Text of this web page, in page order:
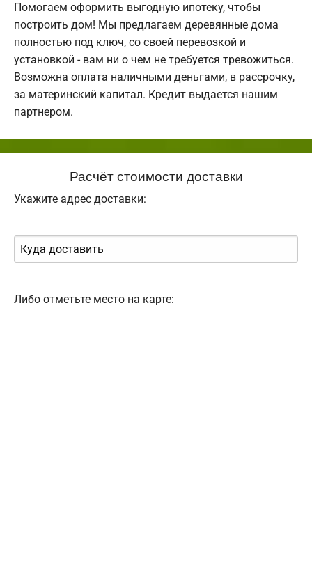
Помогаем оформить выгодную ипотеку, чтобы
построить дом! Мы предлагаем деревянные дома
полностью под ключ, со своей перевозкой и
установкой - вам ни о чем не требуется тревожиться.
Возможна оплата наличными деньгами, в рассрочку,
за материнский капитал. Кредит выдается нашим
партнером.
Расчёт стоимости доставки
Укажите адрес доставки:
Либо отметьте место на карте: